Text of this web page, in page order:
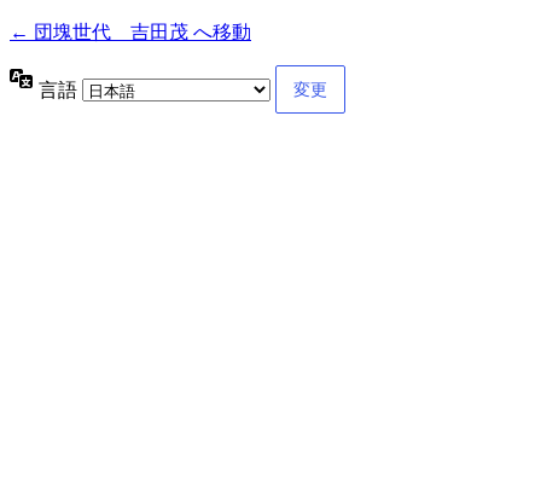
← 団塊世代 吉田茂 へ移動
言語